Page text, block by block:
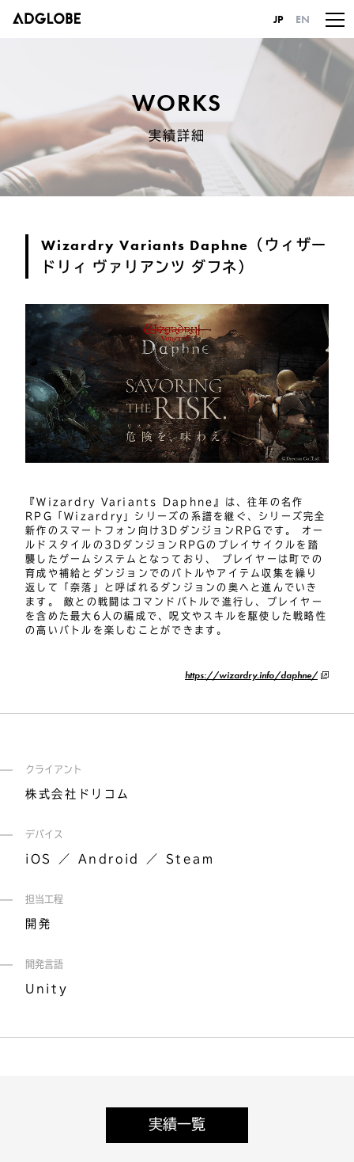
JP EN
WORKS
実績詳細
Wizardry Variants Daphne（ウィザー
ドリィ ヴァリアンツ ダフネ）
『Wizardry Variants Daphne』は、往年の名作
RPG「Wizardry」シリーズの系譜を継ぐ、シリーズ完全
新作のスマートフォン向け3DダンジョンRPGです。 オー
ルドスタイルの3DダンジョンRPGのプレイサイクルを踏
襲したゲームシステムとなっており、 プレイヤーは町での
育成や補給とダンジョンでのバトルやアイテム収集を繰り
返して「奈落」と呼ばれるダンジョンの奥へと進んでいき
ます。 敵との戦闘はコマンドバトルで進行し、プレイヤー
を含めた最大6人の編成で、呪文やスキルを駆使した戦略性
の高いバトルを楽しむことができます。
https://wizardry.info/daphne/
クライアント
株式会社ドリコム
デバイス
iOS Android Steam
担当工程
開発
開発言語
Unity
実績一覧